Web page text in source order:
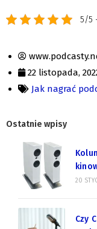
5/5
22 listopada,
Jak nagrać
Ostatnie wpisy
20
Czy